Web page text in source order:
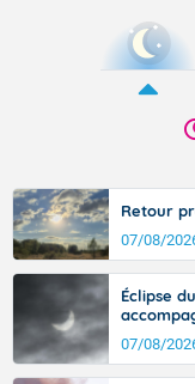
Retour
07/08/
Éclipse
07/08/